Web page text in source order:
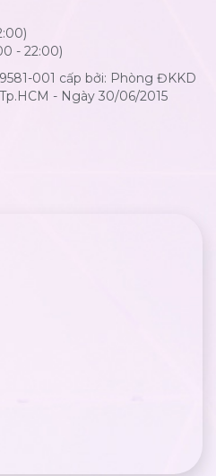
- 22:00)
001 cấp bởi: Phòng ĐKKD
- Ngày 30/06/2015